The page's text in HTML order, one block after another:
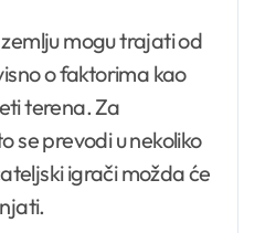
zemlju mogu trajati od
o faktorima kao
terena. Za
se prevodi u nekoliko
igrači možda će